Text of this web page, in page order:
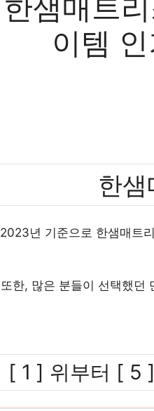
한샘매트
이템
한
2023년 기준으로 한샘매트
또한, 많은 분들이 선택했던
[ 1 ] 위부터 [ 5